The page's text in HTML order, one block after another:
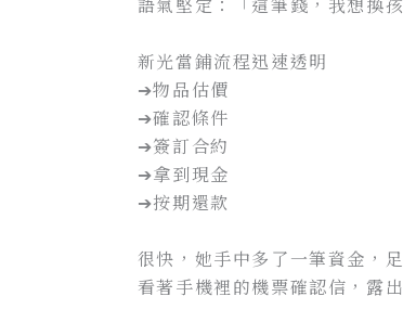
新光當鋪流程迅速透明
➔物品估價
➔確認條件
➔簽訂合約
➔拿到現金
➔按期還款
很快，她手中多了一筆資金，
看著手機裡的機票確認信，露